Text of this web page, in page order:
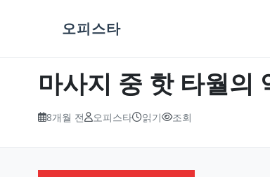
오피스타
마사지 중 핫 타월의
8개월 전 오피스타 읽기 조회